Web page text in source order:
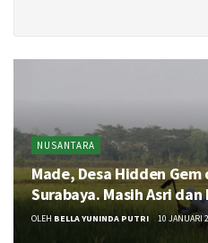
NUSANTARA
Made, Desa Hidden
Surabaya. Masih Asri dan
OLEH BELLA YUNINDA PUTRI 10 JANUARI